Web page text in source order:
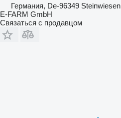
Германия, De-96349 Steinwiesen
E-FARM GmbH
Связаться с продавцом